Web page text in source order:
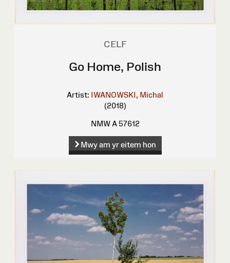
CELF
Go Home, Polish
Artist: IWANOWSKI, Michal
(2018)
NMW A 57612
Mwy am yr eitem hon